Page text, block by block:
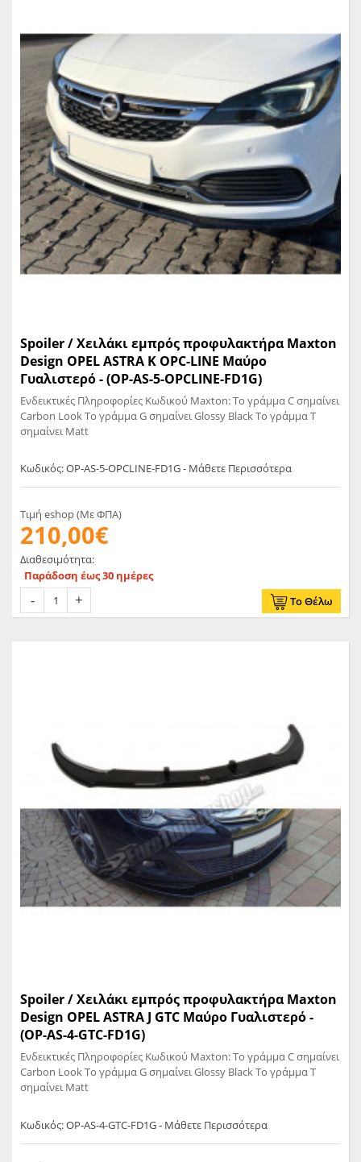
Spoiler / Χειλάκι εμπρός προφυλακτήρα Maxton
Design OPEL ASTRA K OPC-LINE Μαύρο
Γυαλιστερό - (OP-AS-5-OPCLINE-FD1G)
Ενδεικτικές Πληροφορίες Κωδικού Maxton: Το γράμμα C σημαίνει
Carbon Look Το γράμμα G σημαίνει Glossy Black Το γράμμα T
σημαίνει Matt
Κωδικός: OP-AS-5-OPCLINE-FD1G - Μάθετε Περισσότερα
Τιμή eshop (Με ΦΠΑ)
210,00€
Διαθεσιμότητα:
Παράδοση έως 30 ημέρες
Το Θέλω
Spoiler / Χειλάκι εμπρός προφυλακτήρα Maxton
Design OPEL ASTRA J GTC Μαύρο Γυαλιστερό -
(OP-AS-4-GTC-FD1G)
Ενδεικτικές Πληροφορίες Κωδικού Maxton: Το γράμμα C σημαίνει
Carbon Look Το γράμμα G σημαίνει Glossy Black Το γράμμα T
σημαίνει Matt
Κωδικός: OP-AS-4-GTC-FD1G - Μάθετε Περισσότερα